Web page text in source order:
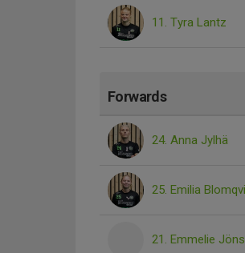
11. Tyra Lantz
Forwards
24. Anna Jylhä
25. Emilia
21. Emmelie